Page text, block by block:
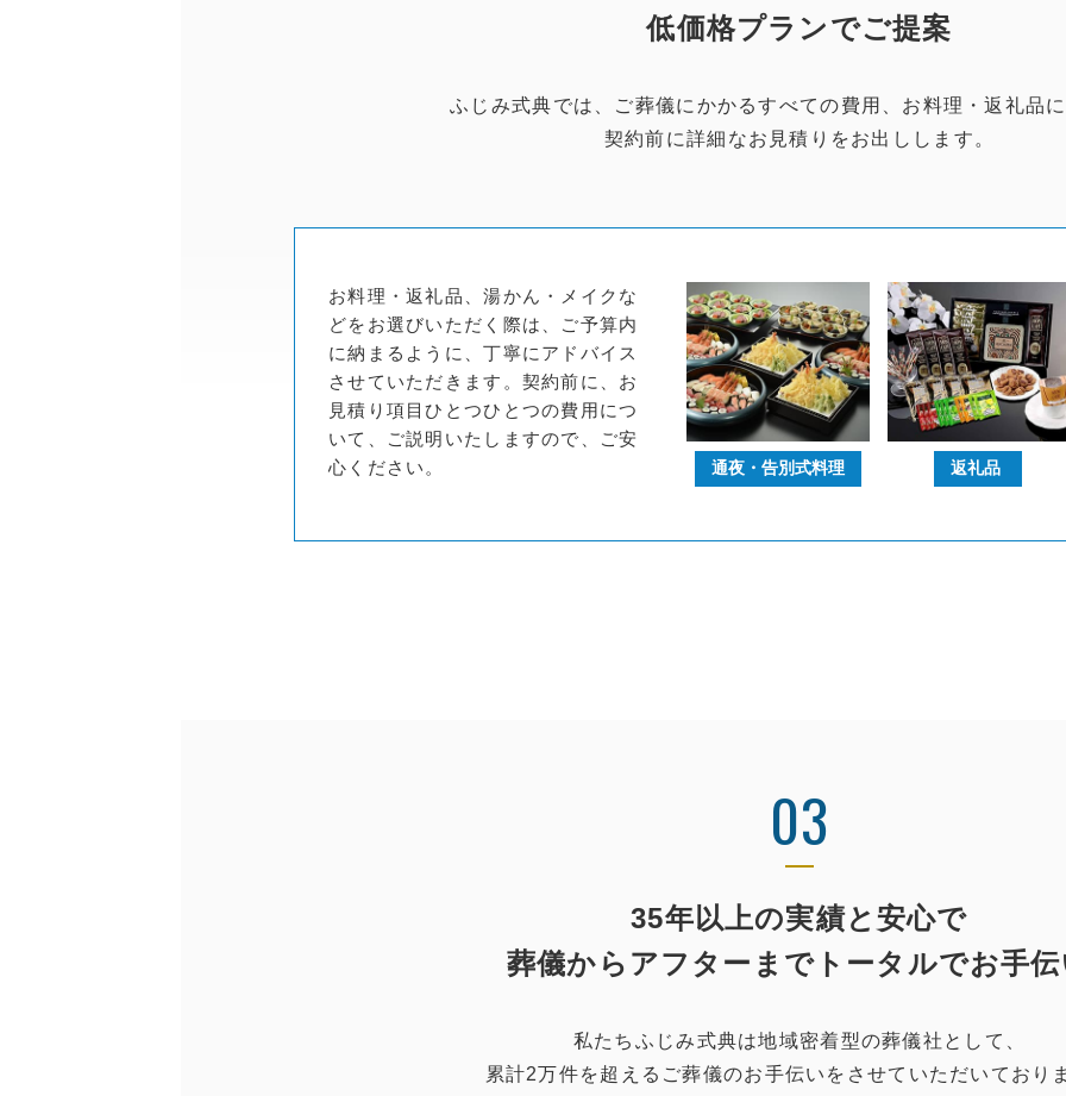
低価格プランでご提案
ふじみ式典では、ご葬儀にかかるすべての費用、お料理・返礼品
契約前に詳細なお見積りをお出しします。
通夜・ 告別式料理 返礼品
お料理・返礼品、湯かん・メイクな
どをお選びいただく際は、ご予算内
に納まるように、丁寧にアドバイス
させていただきます。契約前に、お
見積り項目ひとつひとつの費用につ
いて、ご説明いたしますので、ご安
心ください。
03
35年以上の実績と安心で
葬儀からアフターまで トータルでお手
私たちふじみ式典は地域密着型の葬儀社として、
累計2万件を超えるご葬儀のお手伝いをさせていただいており